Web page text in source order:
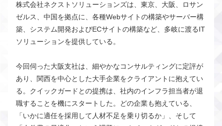
株式会社ネクストソリューションズは、東京、大阪、ロサン
ゼルス、中国を拠点に、各種Webサイトの構築やサーバー構
築、システム開発およびECサイトの構築など、多岐に渡るIT
ソリューションを提供している。
今回伺った大阪支社は、細やかなコンサルティングに定評が
あり、関西を中心とした大手企業をクライアントに抱えてい
る。クイックガードとの提携は、社内のインフラ担当者が退
職することを機にスタートした。どの企業も抱えている、
「いかに適任を採用して人材不足を乗り切るか」、そして